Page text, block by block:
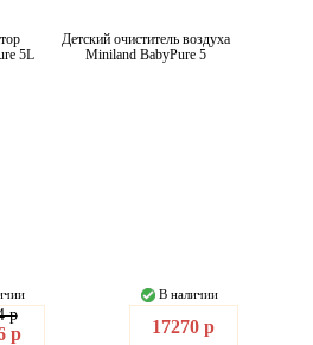
5L
р
р
Детский очиститель воздуха
Miniland BabyPure 5
В наличии
17270 р